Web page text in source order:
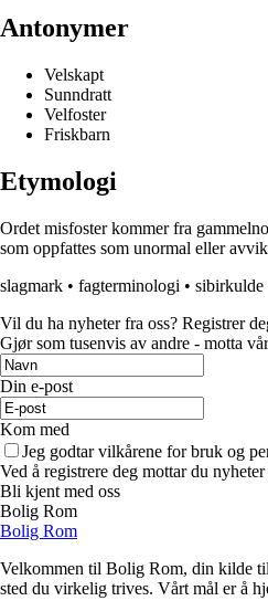
Antonymer
Velskapt
Sunndratt
Velfoster
Friskbarn
Etymologi
Ordet misfoster kommer fra
som oppfattes som unormal eller
slagmark • fagterminologi • sibirkulde
Vil du ha nyheter fra oss? Registrer
Gjør som tusenvis av andre - motta
Din e-post
Kom med
Jeg godtar vilkårene for bruk og
Ved å registrere deg mottar du
Bli kjent med oss
Bolig Rom
Bolig Rom
Velkommen til Bolig Rom, din kilde
sted du virkelig trives. Vårt mål er å